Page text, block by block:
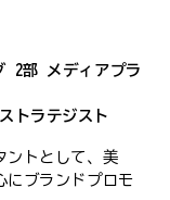
2部 メディアプラ
トラテジスト
ントとして、美
にブランドプロモ